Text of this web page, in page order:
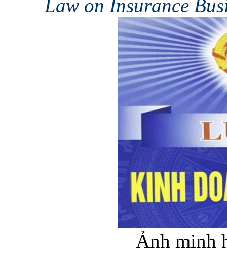
Law on Insurance
Ảnh minh